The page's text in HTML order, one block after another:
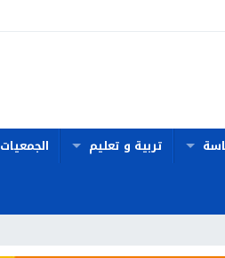
تربية و تعليم الجمعيات